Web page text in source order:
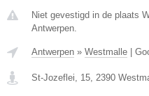
Niet gevestigd in de plaats
Antwerpen.
Antwerpen » Westmalle
St-Jozeflei, 15, 2390